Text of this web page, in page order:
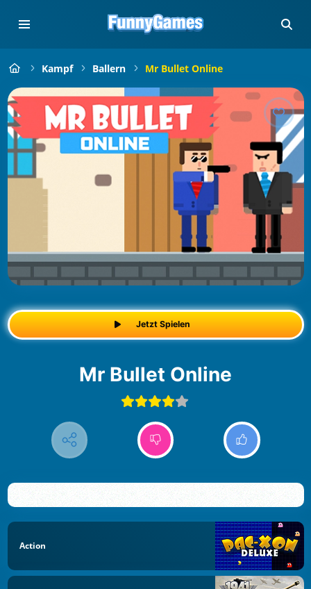
Kampf Ballern Mr Bullet Online
Jetzt Spielen
Mr Bullet Online
Action